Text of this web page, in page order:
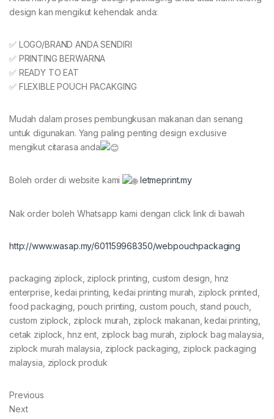
design kan mengikut kehendak anda:
✅ LOGO/BRAND ANDA SENDIRI
✅ PRINTING BERWARNA
✅ READY TO EAT
✅ FLEXIBLE POUCH PACAKGING
Mudah dalam proses pembungkusan makanan dan senang
untuk digunakan. Yang paling penting design exclusive
mengikut citarasa anda
Boleh order di website kami letmeprint.my
Nak order boleh Whatsapp kami dengan click link di bawah
http://www.wasap.my/601159968350/webpouchpackaging
packaging ziplock, ziplock printing, custom design, hnz
enterprise, kedai printing, kedai printing murah, ziplock printed,
food packaging, pouch printing, custom pouch, stand pouch,
custom ziplock, ziplock murah, ziplock makanan, kedai printing,
cetak ziplock, hnz ent, ziplock bag murah, ziplock bag malaysia,
ziplock murah malaysia, ziplock packaging, ziplock packaging
malaysia, ziplock produk
Previous
Next